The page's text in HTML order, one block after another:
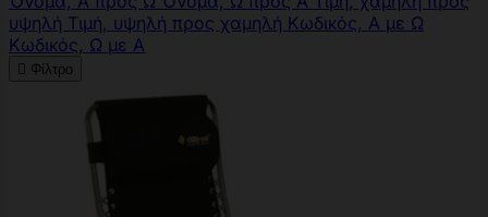
υψηλή Τιμή, υψηλή προς χαμηλή Κωδικός, Α με Ω
Κωδικός, Ω με Α
 Φίλτρο